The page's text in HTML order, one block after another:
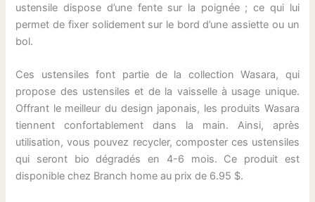
ustensile dispose d’une fente sur la poignée ; ce qui lui
permet de fixer solidement sur le bord d’une assiette ou un
bol.
Ces ustensiles font partie de la collection Wasara, qui
propose des ustensiles et de la vaisselle à usage unique.
Offrant le meilleur du design japonais, les produits Wasara
tiennent confortablement dans la main. Ainsi, après
utilisation, vous pouvez recycler, composter ces ustensiles
qui seront bio dégradés en 4-6 mois. Ce produit est
disponible chez Branch home au prix de 6.95 $.